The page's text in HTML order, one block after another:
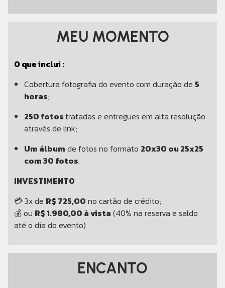
MEU MOMENTO
O que inclui :
Cobertura fotografia do evento com duração de 5
horas;
250 fotostratadas e entregues em alta resolução
através de link;
Um álbum de fotos no formato 20x30 ou 25x25
com 30 fotos.
INVESTIMENTO
💳 3x de R$ 725,00 no cartão de crédito;
💰 ou R$ 1.980,00 à vista (40% na reserva e saldo
até o dia do evento)
ENCANTO